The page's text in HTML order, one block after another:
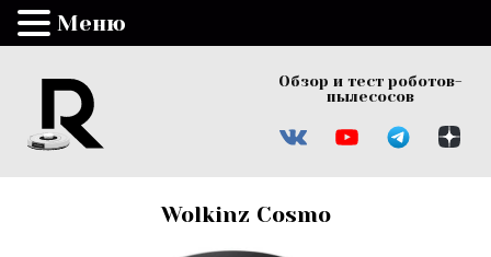
Обзор и тест роботов-
пылесосов
Wolkinz Cosmo
Меню